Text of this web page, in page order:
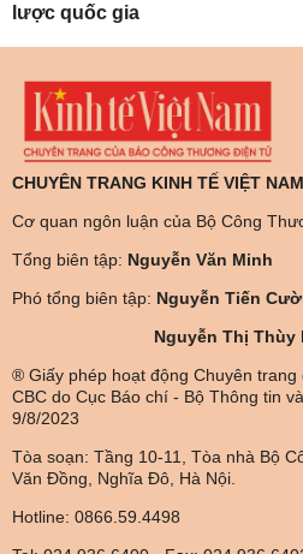
lược quốc gia
CHUYÊN TRANG KINH TẾ VIỆT
Cơ quan ngôn luận của Bộ Công
Tổng biên tập: Nguyễn Văn Minh
Phó tổng biên tập: Nguyễn Tiến
Nguyễn Thị Thùy
® Giấy phép hoạt động Chuyên
CBC do Cục Báo chí - Bộ Thông tin
9/8/2023
Tòa soạn: Tầng 10-11, Tòa nhà Bộ
Văn Đồng, Nghĩa Đô, Hà Nội.
Hotline: 0866.59.4498